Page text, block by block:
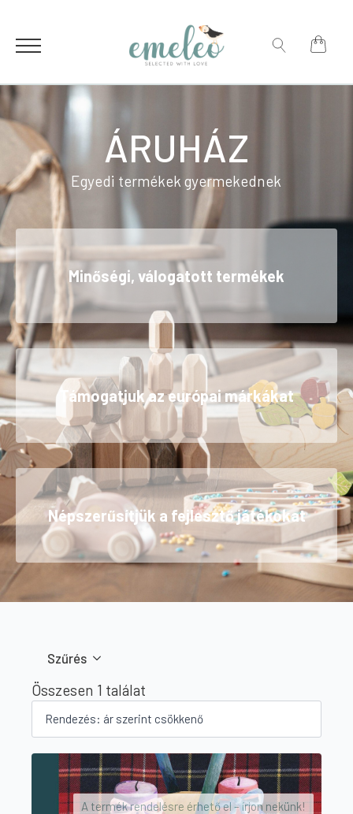
ÁRUHÁZ
Egyedi termékek gyermekednek
Minőségi, válogatott termékek
Támogatjuk az európai márkákat
Népszerűsítjük a fejlesztő játékokat
Szűrés
Összesen 1 találat
A termék rendelésre érhető el – írjon nekünk!